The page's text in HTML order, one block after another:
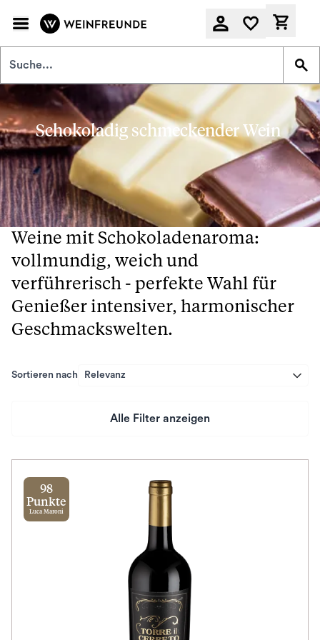
Schokoladig schmeckender Wein
Weine mit Schokoladenaroma:
vollmundig, weich und
verführerisch - perfekte Wahl für
Genießer intensiver, harmonischer
Geschmackswelten.
Sortieren nach Relevanz
Alle Filter anzeigen
Herkunftsland
Rebsorte
98
Punkte
Luca Maroni